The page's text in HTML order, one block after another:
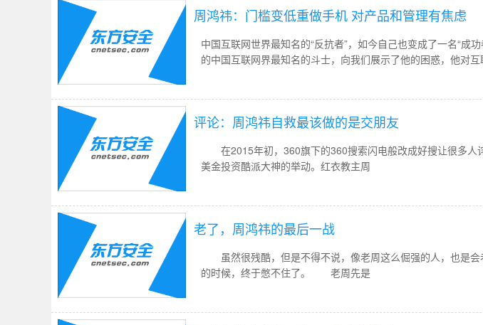
周鸿祎：门槛变低重做手机 对产品和管理有焦虑
中国互联网世界最知名的“反抗者”，如今自己也变成了一名“成
的中国互联网界最知名的斗士，向我们展示了他的困惑，他对
评论：周鸿祎自救最该做的是交朋友
在2015年初，360旗下的360搜索闪电般改成好搜让很多人
美金投资酷派大神的举动。红衣教主周
老了，周鸿祎的最后一战
虽然很残酷，但是不得不说，像老周这么倔强的人，也是会
的时候，终于憋不住了。 老周先是